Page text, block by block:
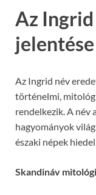
Az
jelentése
Az Ingrid név
történelmi,
rendelkezik. A név
hagyományok
északi népek
Skandináv